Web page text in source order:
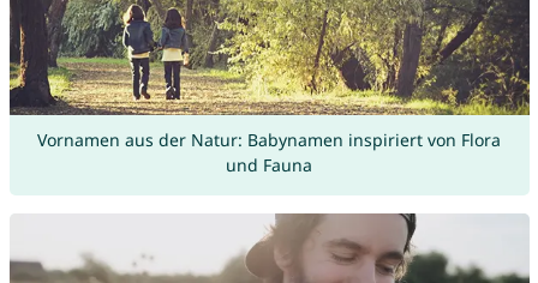
Vornamen aus der Natur: Babynamen inspiriert von Flora
und Fauna